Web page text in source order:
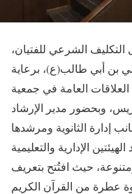
الشرعي للفتيان،
بن أبي طالب(ع)، برعاية
العامة في جمعية
وبحضور مدير الإرشاد
إدارة الثانوية ومرشدها
حيث افتُتح بتعريف
عطرة من القرآن الكريم